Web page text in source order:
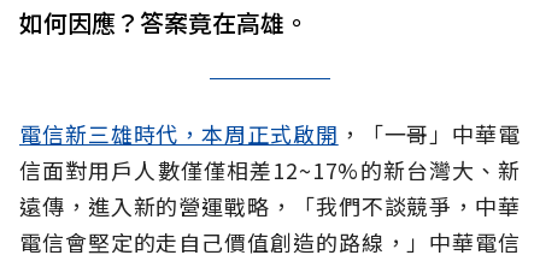
如何因應？答案竟在高雄。
電信新三雄時代，本周正式啟開 ，「一哥」中華電
信面對用戶人數僅僅相差12~17%的新台灣大、新
遠傳，進入新的營運戰略，「我們不談競爭，中華
電信會堅定的走自己價值創造的路線，」中華電信